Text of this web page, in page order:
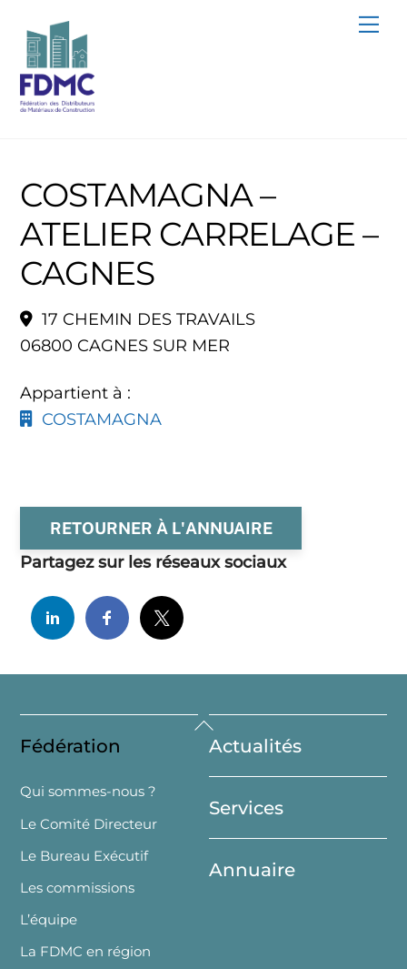
content
COSTAMAGNA –
ATELIER CARRELAGE –
CAGNES
17 CHEMIN DES TRAVAILS
06800 CAGNES SUR MER
Appartient à :
COSTAMAGNA
RETOURNER À L'ANNUAIRE
Partagez sur les réseaux sociaux
Back
To
Top
Fédération
Qui sommes-nous ?
Le Comité Directeur
Le Bureau Exécutif
Les commissions
L’équipe
La FDMC en région
Actualités
Services
Annuaire